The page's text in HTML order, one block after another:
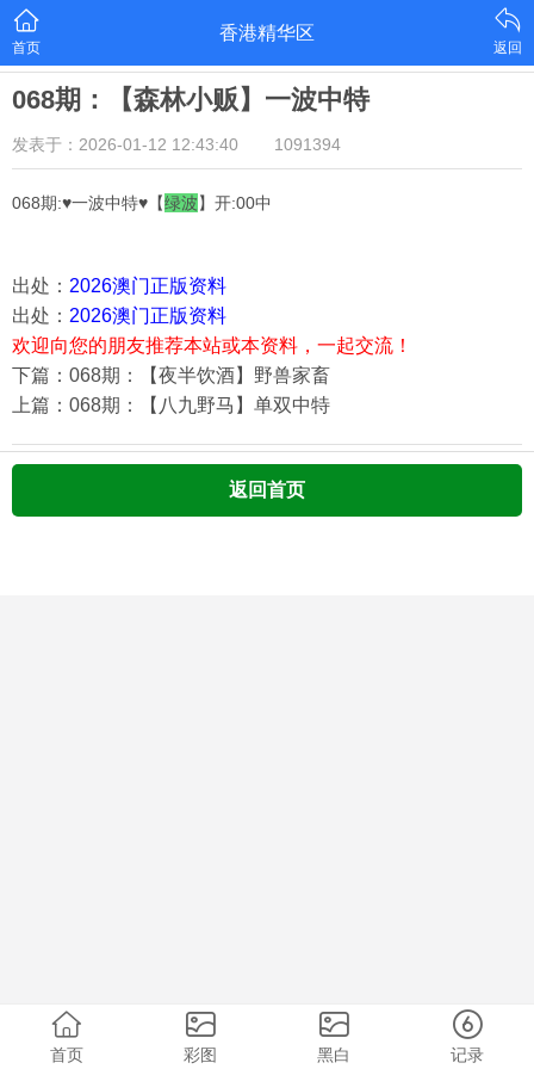
首页
香港精华区
返回
068期：【森林小贩】一波中特
发表于：2026-01-12 12:43:40 1091394
068期:♥一波中特♥【绿波】开:00中
出处： 2026澳门正版资料
出处： 2026澳门正版资料
欢迎向您的朋友推荐本站或本资料，一起交流！
下篇：068期：【夜半饮酒】野兽家畜
上篇：068期：【八九野马】单双中特
返回首页
首页 彩图 黑白 记录